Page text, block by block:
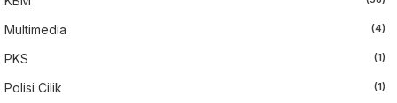
Multimedia (4)
PKS (1)
Polisi Cilik (1)